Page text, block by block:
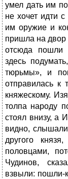
умел дать им
не хочет идти с
им оружие и
пришла на двор
отсюда пошли
здесь
тюрьмы», и
отправилась
княжескому.
толпа народу
стоял внизу, а
видно,
другого
половцами,
Чудинов,
взвыли: пошли-